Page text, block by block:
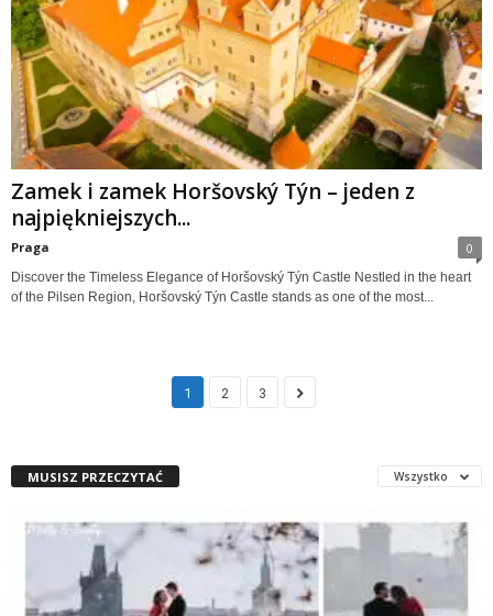
Zamek i zamek Horšovský Týn – jeden z
najpiękniejszych...
Praga 0
Discover the Timeless Elegance of Horšovský Týn Castle Nestled in the heart
of the Pilsen Region, Horšovský Týn Castle stands as one of the most...
1 2 3
MUSISZ PRZECZYTAĆ Wszystko